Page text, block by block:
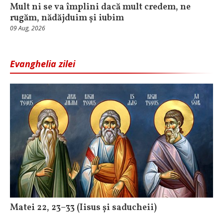
Mult ni se va împlini dacă mult credem, ne
rugăm, nădăjduim și iubim
09 Aug, 2026
Evanghelia zilei
Matei 22, 23–33 (Iisus și saducheii)